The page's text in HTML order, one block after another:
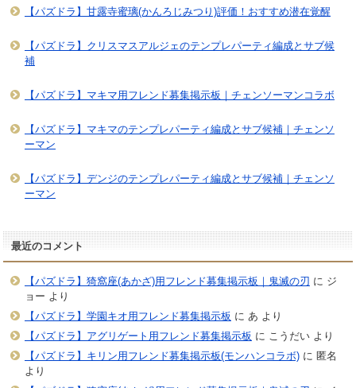
【パズドラ】甘露寺蜜璃(かんろじみつり)評価！おすすめ潜在覚醒
【パズドラ】クリスマスアルジェのテンプレパーティ編成とサブ候
補
【パズドラ】マキマ用フレンド募集掲示板｜チェンソーマンコラボ
【パズドラ】マキマのテンプレパーティ編成とサブ候補｜チェンソ
ーマン
【パズドラ】デンジのテンプレパーティ編成とサブ候補｜チェンソ
ーマン
最近のコメント
【パズドラ】猗窩座(あかざ)用フレンド募集掲示板｜鬼滅の刃 に ジ
ョー より
【パズドラ】学園キオ用フレンド募集掲示板 に あ より
【パズドラ】アグリゲート用フレンド募集掲示板 に こうだいより
【パズドラ】キリン用フレンド募集掲示板(モンハンコラボ)に 匿名
より